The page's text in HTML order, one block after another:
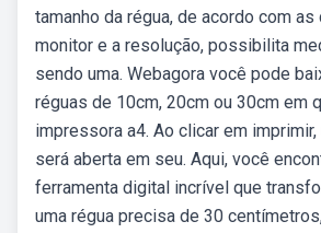
tamanho da régua, de acordo com
monitor e a resolução, possibilita
sendo uma. Webagora você pode
réguas de 10cm, 20cm ou 30cm em
impressora a4. Ao clicar em imprimir,
será aberta em seu. Aqui, você
ferramenta digital incrível que
uma régua precisa de 30